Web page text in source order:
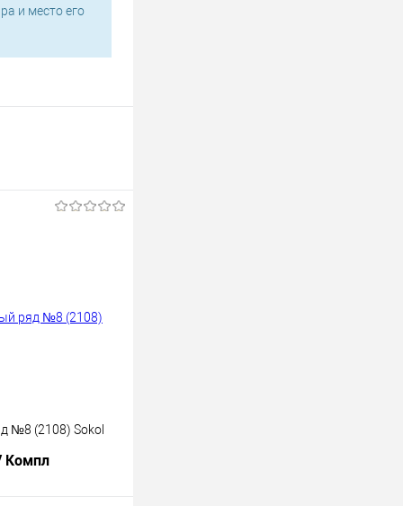
и место его
№8 (2108) Sokol
Компл